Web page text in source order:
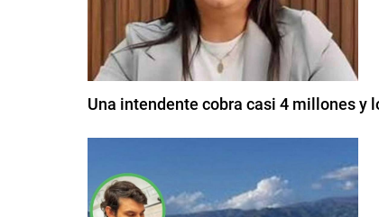
Una intendente cobra casi 4 millones y